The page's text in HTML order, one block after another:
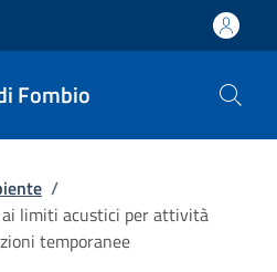
Fombio
/
limiti acustici per attività
temporanee